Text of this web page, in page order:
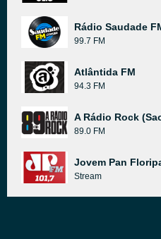
Rádio Saudade
99.7 FM
Atlântida FM
94.3 FM
A Rádio Rock
89.0 FM
Jovem Pan
Stream